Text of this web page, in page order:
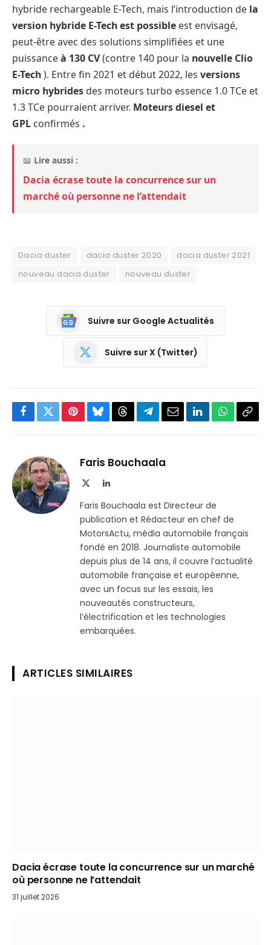
hybride rechargeable E-Tech, mais l’introduction de la
version hybride E-Tech est possible est envisagé,
peut-être avec des solutions simplifiées et une
puissanceà 130 CV(contre 140 pour la nouvelle Clio
E-Tech). Entre fin 2021 et début 2022, les versions
micro hybrides des moteurs turbo essence 1.0 TCe et
1.3 TCe pourraient arriver. Moteurs diesel et
GPL confirmés .
📖 Lire aussi :
Dacia écrase toute la concurrence sur un
marché où personne ne l’attendait
Dacia duster dacia duster 2020
dacia duster 2021
nouveau dacia duster
nouveau duster
Suivre sur Google Actualités
Suivre sur X (Twitter)
Facebook
TwitterPinterestBlueskyThreadsPartager
Telegram
EmailLinkedInWhatsApp
Faris Bouchaala
LinkedIn
Faris Bouchaala est Directeur de
publication et Rédacteur en chef de
MotorsActu, média automobile français
fondé en 2018. Journaliste automobile
depuis plus de 14 ans, il couvre l’actualité
automobile française et européenne,
avec un focus sur les essais, les
nouveautés constructeurs,
l’électrification et les technologies
embarquées.
ARTICLES SIMILAIRES
Dacia écrase toute la concurrence sur un marché
où personne ne l’attendait
31 juillet 2026